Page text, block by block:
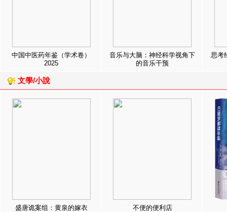
中国中医药年鉴（学术卷）
2025
音乐与大脑：神经科学视角下
的音乐干预
思考
文學/小說
盛唐诡案组：黄泉的嫁衣 不便的便利店